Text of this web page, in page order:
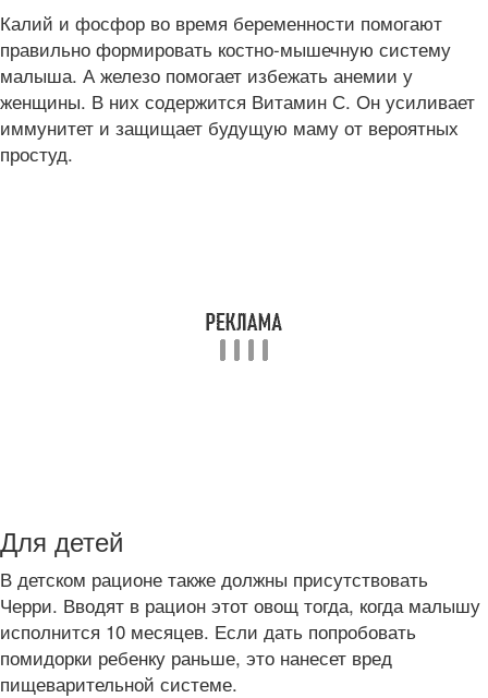
Калий и фосфор во время беременности помогают
правильно формировать костно-мышечную систему
малыша. А железо помогает избежать анемии у
женщины. В них содержится Витамин С. Он усиливает
иммунитет и защищает будущую маму от вероятных
простуд.
Для детей
В детском рационе также должны присутствовать
Черри. Вводят в рацион этот овощ тогда, когда малышу
исполнится 10 месяцев. Если дать попробовать
помидорки ребенку раньше, это нанесет вред
пищеварительной системе.